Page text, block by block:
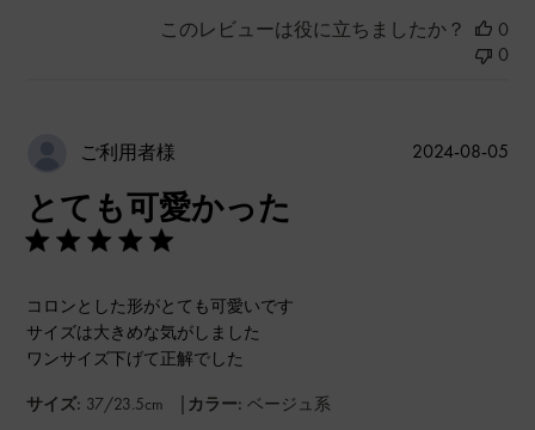
このレビューは役に立ちましたか？
0
0
ご利用者様
とても可愛かった
コロンとした形がとても可愛いです
サイズは大きめな気がしました
ワンサイズ下げて正解でした
サイズ: 37/23.5cm | カラー: ベージュ系
公
2024-08-05